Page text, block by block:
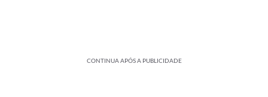
CONTINUA APÓS A PUBLICIDADE